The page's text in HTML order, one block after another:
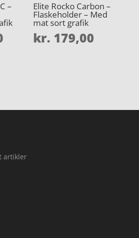
– Elite Rocko Carbon –
Flaskeholder – Med
mat sort grafik
kr. 179,00
artikler